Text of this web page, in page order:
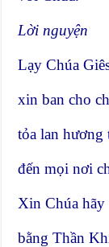
Lời nguyện
Lạy Chúa
xin ban cho
tỏa lan hương
đến mọi nơi
Xin Chúa hãy
bằng Thần